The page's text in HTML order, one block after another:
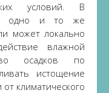
условий. В
одно и то же
может локально
влажной
осадков по
истощение
климатического